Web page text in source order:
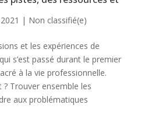
| Non classifié(e)
et les expériences de
s’est passé durant le premier
à la vie professionnelle.
Trouver ensemble les
aux problématiques